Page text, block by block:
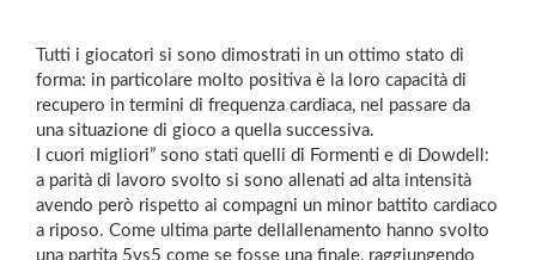
Tutti i giocatori si sono dimostrati in un ottimo stato di
forma: in particolare molto positiva è la loro capacità di
recupero in termini di frequenza cardiaca, nel passare da
una situazione di gioco a quella successiva.
I cuori migliori” sono stati quelli di Formenti e di Dowdell:
a parità di lavoro svolto si sono allenati ad alta intensità
avendo però rispetto ai compagni un minor battito cardiaco
a riposo. Come ultima parte dellallenamento hanno svolto
una partita 5vs5 come se fosse una finale, raggiungendo